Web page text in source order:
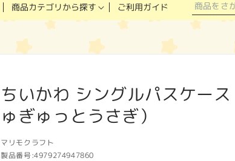
商品カテゴリから探す ご利用ガイド
ト
ちいかわ シングルパスケー
ゅぎゅっとうさぎ）
マリモクラフト
製品番号:4979274947860